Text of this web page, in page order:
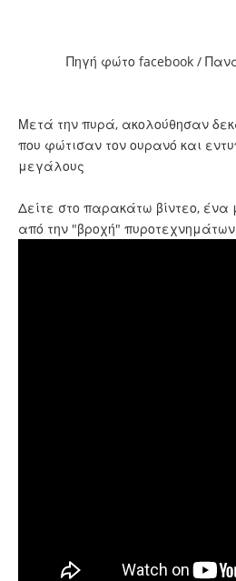
Πηγή φώτο facebook /
Μετά την πυρά, ακολούθησαν
που φώτισαν τον ουρανό και
μεγάλους
Δείτε στο παρακάτω βίντεο,
από την "βροχή"